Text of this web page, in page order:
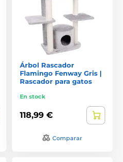
Árbol Rascador
Flamingo Fenway Gris |
Rascador para gatos
En stock
118,99 €
Comparar